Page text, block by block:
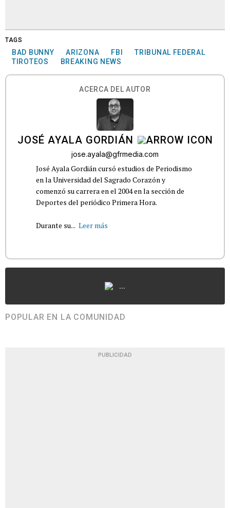
TAGS
BAD BUNNY ARIZONA FBI
TRIBUNAL FEDERAL
TIROTEOS
BREAKING NEWS
ACERCA DEL AUTOR
JOSÉ AYALA GORDIÁN
jose.ayala@gfrmedia.com
José Ayala Gordián cursó estudios de Periodismo
en la Universidad del Sagrado Corazón y
comenzó su carrera en el 2004 en la sección de
Deportes del periódico Primera Hora.
Durante su... Leer más
...
POPULAR EN LA COMUNIDAD
PUBLICIDAD